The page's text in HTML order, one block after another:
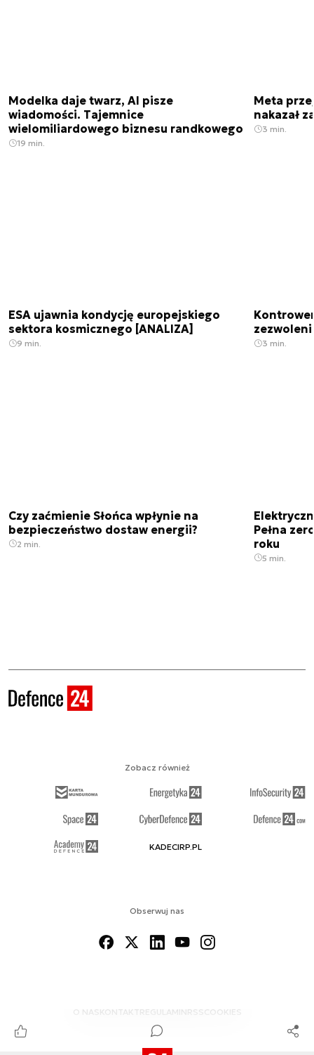
Modelka daje twarz, AI pisze
wiadomości. Tajemnice
wielomiliardowego biznesu randkowego
19 min.
Meta
nakazał
3 min.
ESA ujawnia kondycję europejskiego
sektora kosmicznego [ANALIZA]
9 min. 3 min.
Czy zaćmienie Słońca wpłynie na
bezpieczeństwo dostaw energii?
2 min.
Pełna
roku
5 min.
Obserwuj nas
O NAS KONTAKTREGULAMINRSS COOKIES
Zobacz również
KADECIRP.PL